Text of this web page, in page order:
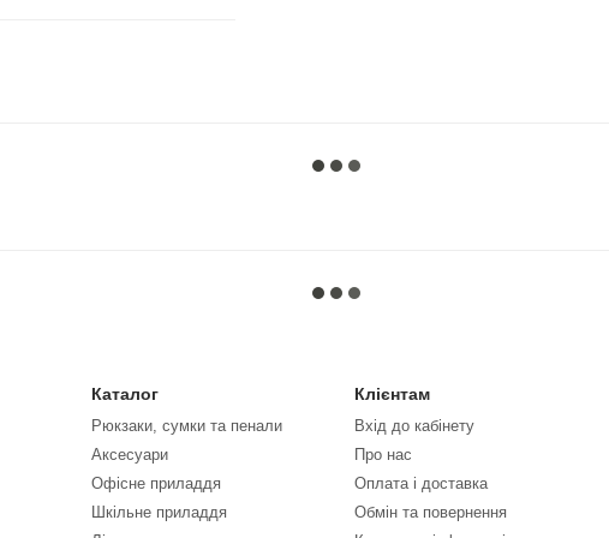
Каталог
Рюкзаки, сумки та пенали
Аксесуари
Офісне приладдя
Шкільне приладдя
Клієнтам
Вхід до кабінету
Про нас
Оплата і доставка
Обмін та повернення